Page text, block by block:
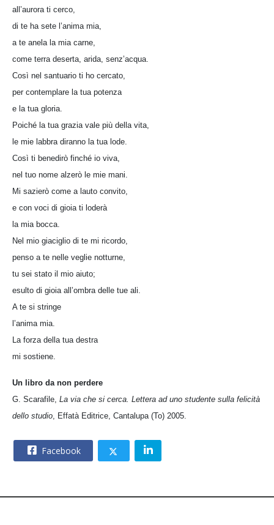
all’aurora ti cerco,
di te ha sete l’anima mia,
a te anela la mia carne,
come terra deserta, arida, senz’acqua.
Così nel santuario ti ho cercato,
per contemplare la tua potenza
e la tua gloria.
Poiché la tua grazia vale più della vita,
le mie labbra diranno la tua lode.
Così ti benedirò finché io viva,
nel tuo nome alzerò le mie mani.
Mi sazierò come a lauto convito,
e con voci di gioia ti loderà
la mia bocca.
Nel mio giaciglio di te mi ricordo,
penso a te nelle veglie notturne,
tu sei stato il mio aiuto;
esulto di gioia all’ombra delle tue ali.
A te si stringe
l’anima mia.
La forza della tua destra
mi sostiene.
Un libro da non perdere
G. Scarafile, La via che si cerca. Lettera ad uno studente sulla felicità
dello studio , Effatà Editrice, Cantalupa (To) 2005.
Facebook